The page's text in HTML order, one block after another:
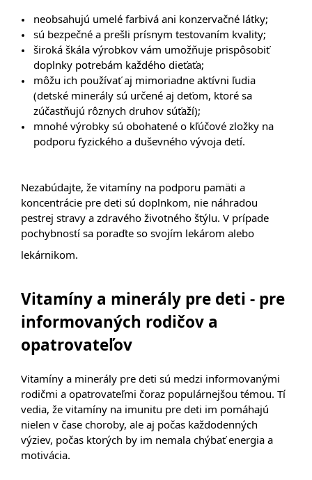
neobsahujú umelé farbivá ani konzervačné látky;
sú bezpečné a prešli prísnym testovaním kvality;
široká škála výrobkov vám umožňuje prispôsobiť
doplnky potrebám každého dieťaťa;
môžu ich používať aj mimoriadne aktívni ľudia
(detské minerály sú určené aj deťom, ktoré sa
zúčastňujú rôznych druhov súťaží);
mnohé výrobky sú obohatené o kľúčové zložky na
podporu fyzického a duševného vývoja detí.
Nezabúdajte, že vitamíny na podporu pamäti a
koncentrácie pre deti sú doplnkom, nie náhradou
pestrej stravy a zdravého životného štýlu. V prípade
pochybností sa poraďte so svojím lekárom alebo
lekárnikom.
Vitamíny a minerály pre deti - pre
informovaných rodičov a
opatrovateľov
Vitamíny a minerály pre deti sú medzi informovanými
rodičmi a opatrovateľmi čoraz populárnejšou témou. Tí
vedia, že vitamíny na imunitu pre deti im pomáhajú
nielen v čase choroby, ale aj počas každodenných
výziev, počas ktorých by im nemala chýbať energia a
motivácia.